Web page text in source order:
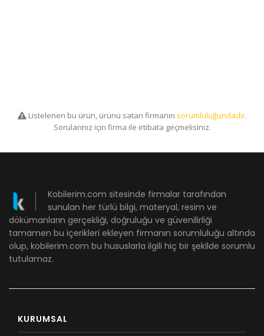
Listelenen bu ürün, ürünü satan firmanın sorumluluğundadır.
Sorularınız için firma ile irtibata geçmelisiniz.
Kobilerim.com sitesinde firmalar tarafından
sunulan her türlü bilgi, materyal, resim ve
dökümanların gerçekliği, doğruluğu ve güvenilirliği
tamamen bu içerikleri ekleyen firmanın sorumluluğu altında
olup, kobilerim.com bu hususlarla ilgili hiç bir şekilde sorumlu
tutulamaz.
KURUMSAL